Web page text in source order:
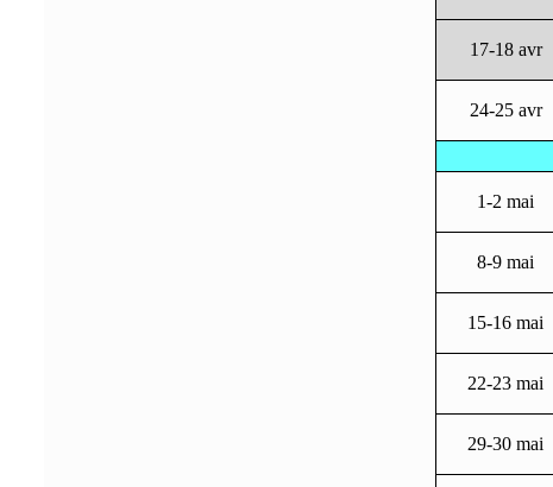
17-18 avr
24-25 avr
1-2 mai
8-9 mai
15-16 mai
22-23 mai
29-30 mai